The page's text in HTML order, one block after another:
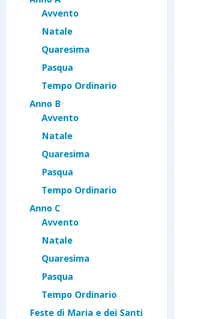
Avvento
Natale
Quaresima
Pasqua
Tempo Ordinario
Anno B
Avvento
Natale
Quaresima
Pasqua
Tempo Ordinario
Anno C
Avvento
Natale
Quaresima
Pasqua
Tempo Ordinario
Feste di Maria e dei Santi